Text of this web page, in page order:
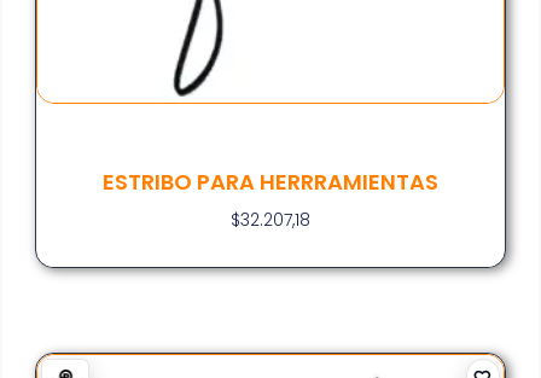
ESTRIBO PARA HERRRAMIENTAS
$32.207,18